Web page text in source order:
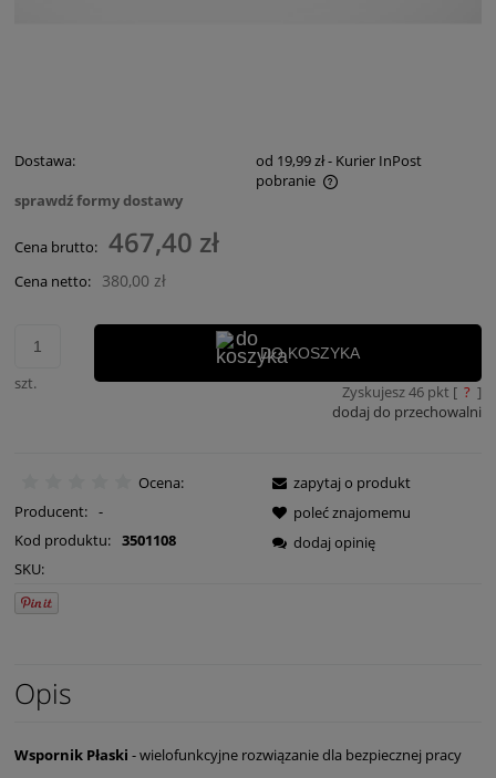
Dostawa: od 19,99 zł- Kurier InPost
pobranie
Cena nie zawiera ewentualnych kosztów płatności
sprawdź formy dostawy
Cena brutto: 467,40 zł
Cena netto: 380,00 zł
szt.
DO KOSZYKA
Zyskujesz46pkt [ ? ]
dodaj do przechowalni
Ocena:
Producent: -
Kod produktu: 3501108
SKU:
zapytaj o produkt
poleć znajomemu
dodaj opinię
Opis
Wspornik Płaski - wielofunkcyjne rozwiązanie dla bezpiecznej pracy